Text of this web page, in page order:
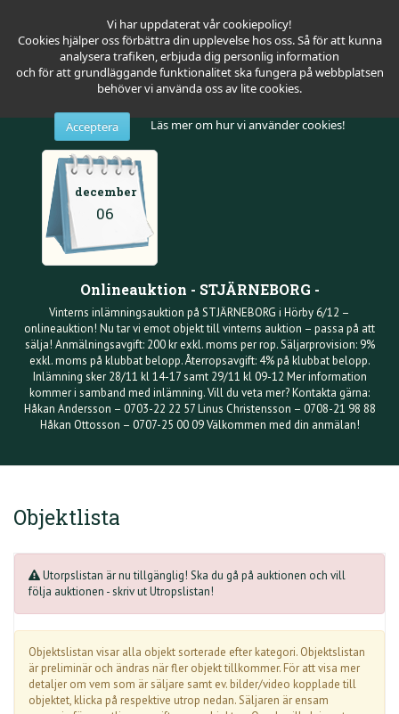
Vi har uppdaterat vår cookiepolicy!
Cookies hjälper oss förbättra din upplevelse hos oss. Så för att kunna
analysera trafiken, erbjuda dig personlig information
och för att grundläggande funktionalitet ska fungera på webbplatsen
behöver vi använda oss av lite cookies.
Acceptera Läs mer om hur vi använder cookies!
december
06
Onlineauktion - STJÄRNEBORG -
Vinterns inlämningsauktion på STJÄRNEBORG i Hörby 6/12 –
onlineauktion! Nu tar vi emot objekt till vinterns auktion – passa på att
sälja! Anmälningsavgift: 200 kr exkl. moms per rop. Säljarprovision: 9%
exkl. moms på klubbat belopp. Återropsavgift: 4% på klubbat belopp.
Inlämning sker 28/11 kl 14-17 samt 29/11 kl 09-12 Mer information
kommer i samband med inlämning. Vill du veta mer? Kontakta gärna:
Håkan Andersson – 0703-22 22 57 Linus Christensson – 0708-21 98 88
Håkan Ottosson – 0707-25 00 09 Välkommen med din anmälan!
Objektlista
Utorpslistan är nu tillgänglig! Ska du gå på auktionen och vill
följa auktionen - skriv ut Utropslistan!
Objektslistan visar alla objekt sorterade efter kategori. Objektslistan
är preliminär och ändras när fler objekt tillkommer. För att visa mer
detaljer om vem som är säljare samt ev. bilder/video kopplade till
objektet, klicka på respektive utrop nedan. Säljaren är ensam